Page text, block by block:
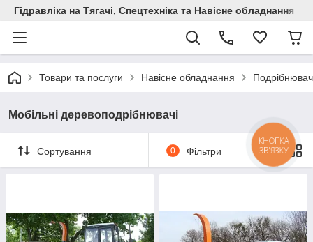
Гідравліка на Тягачі, Спецтехніка та Навісне обладнання
Товари та послуги Навісне обладнання
Мобільні деревоподрібнювачі
Сортування 0 Фільтри
КНОПКА
ЗВ'ЯЗКУ